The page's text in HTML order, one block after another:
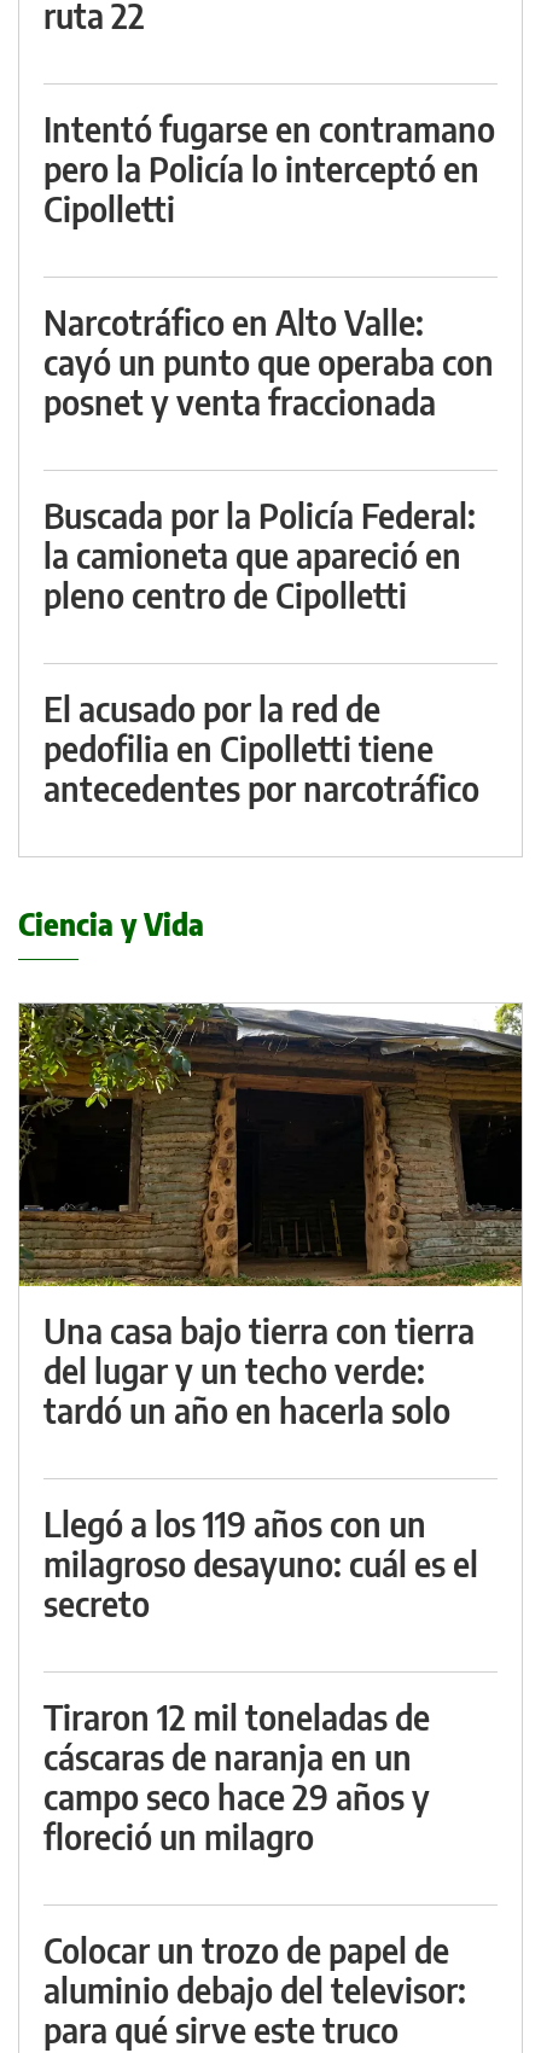
ruta 22
Intentó fugarse en contramano
pero la Policía lo interceptó en
Cipolletti
Narcotráfico en Alto Valle:
cayó un punto que operaba con
posnet y venta fraccionada
Buscada por la Policía Federal:
la camioneta que apareció en
pleno centro de Cipolletti
El acusado por la red de
pedofilia en Cipolletti tiene
antecedentes por narcotráfico
Ciencia y Vida
Una casa bajo tierra con tierra
del lugar y un techo verde:
tardó un año en hacerla solo
Llegó a los 119 años con un
milagroso desayuno: cuál es el
secreto
Tiraron 12 mil toneladas de
cáscaras de naranja en un
campo seco hace 29 años y
floreció un milagro
Colocar un trozo de papel de
aluminio debajo del televisor:
para qué sirve este truco